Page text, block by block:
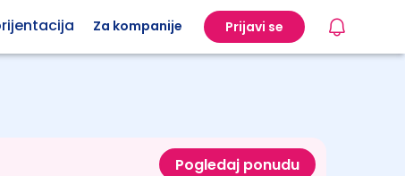
Za kompanije Prijavi se
Pogledaj ponudu